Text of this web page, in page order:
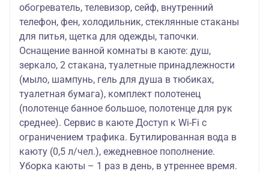
обогреватель, телевизор, сейф, внутренний
телефон, фен, холодильник, стеклянные стаканы
для питья, щетка для одежды, тапочки.
Оснащение ванной комнаты в каюте: душ,
зеркало, 2 стакана, туалетные принадлежности
(мыло, шампунь, гель для душа в тюбиках,
туалетная бумага), комплект полотенец
(полотенце банное большое, полотенце для рук
среднее). Сервис в каюте Доступ к Wi-Fi с
ограничением трафика. Бутилированная вода в
каюту (0,5 л/чел.), ежедневное пополнение.
Уборка каюты – 1 раз в день, в утреннее время.